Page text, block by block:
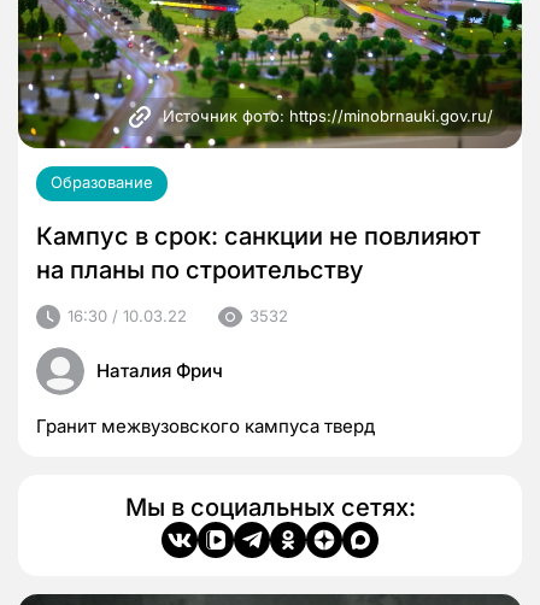
Источник фото: https://minobrnauki.gov.ru/
Образование
Кампус в срок: санкции не повлияют
на планы по строительству
16:30 / 10.03.22 3532
Наталия Фрич
Гранит межвузовского кампуса тверд
Мы в социальных сетях: